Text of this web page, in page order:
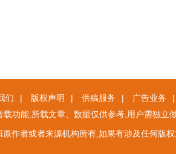
们 | 版权声明 | 供稿服务 | 广告业务 |
功能,所载文章、数据仅供参考,用户需独立
作者或者来源机构所有,如果有涉及任何版